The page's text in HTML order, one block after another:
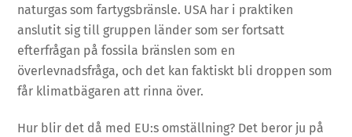
naturgas som fartygsbränsle. USA har i praktiken
anslutit sig till gruppen länder som ser fortsatt
efterfrågan på fossila bränslen som en
överlevnadsfråga, och det kan faktiskt bli droppen som
får klimatbägaren att rinna över.
Hur blir det då med EU:s omställning? Det beror ju på